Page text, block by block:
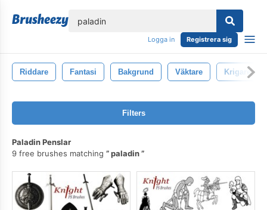
Logga in Registrera sig
Riddare Fantasi Bakgrund Väktare Krigare
Filters
Paladin Penslar
9 free brushes matching
paladin